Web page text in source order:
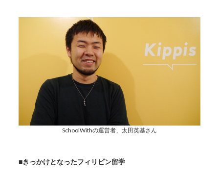
SchoolWithの運営者、太田英基さん
■きっかけとなったフィリピン留学